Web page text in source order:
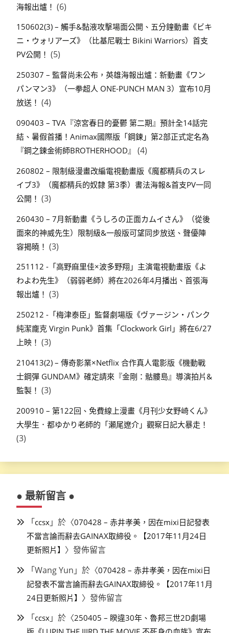
海報出爐！ (6)
150602(3) – 觸手&黏液攻擊場面公開、五分鐘動畫《ビキ
ニ・ウォリアーズ》（比基尼戰士 Bikini Warriors）首支
PV公開！ (5)
250307 – 監督尚未公布，英雄海報出爐：新動畫《ワン
パンマン3》（一拳超人 ONE-PUNCH MAN 3）宣布10月
放送！ (4)
090403 – TVA『涼宮春日的憂鬱 第二期』預計全14話完
結、暑假首播！Animax國際版「鋼鍊」第2部正式定名為
『鋼之鍊金術師BROTHERHOOD』
(4)
260802 – 限制級漫畫改編電視動畫版《魔都精兵のスレ
イブ3》（魔都精兵的奴隸 第3季）書法海報&首支PV一同
公開！ (3)
260430 – 7月新動畫《うしろの正面カムイさん》（從後
面來的神威先生）限制級&一般版可望同步放送、聲優陣
容揭曉！ (3)
251112 -「高野麻里佳×波多野翔」主演電視動畫版《よ
わよわ先生》（弱弱老師）將在2026年4月播出、首張海
報出爐！ (3)
250212 -「梅津泰臣」監督劇場版《ヴァージン・パンク
純潔龐克 Virgin Punk》首集「Clockwork Girl」將在6/27
上映！ (3)
210413(2) – 傳奇影業×Netflix 合作真人電影版《機動戰
士鋼彈 GUNDAM》確定請來『金剛：骷髏島』導演拍片&
監製！ (3)
200910 – 第122回、免費線上漫畫《月刊少女野崎くん》
大學生．都ゆかり老師的「瀬尾遼介」觀察日記大暴走！
(3)
● 最新留言 ●
「ccsx 」於〈070428 – 赤井孝美，因在mixi日記發表
不當言論而辭去GAINAX取締役。【2017年11月24日
更新照片】 〉發佈留言
「Wang Yun 」於〈070428 – 赤井孝美，因在mixi日
記發表不當言論而辭去GAINAX取締役。【2017年11月
24日更新照片】 〉發佈留言
「ccsx 」於〈250405 – 睽違30年、魯邦三世2D劇場